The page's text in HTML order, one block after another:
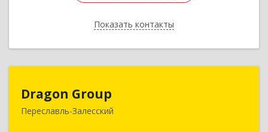
Показать контакты
Назад
Dragon Group
Переславль-Залесский152020, Ярославская обл, Переславль-